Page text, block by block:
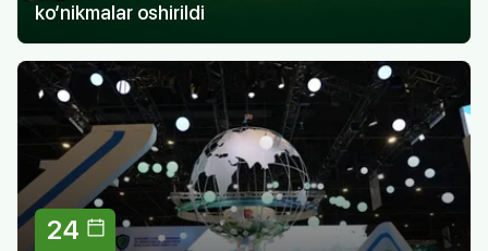
ko‘nikmalar oshirildi
24